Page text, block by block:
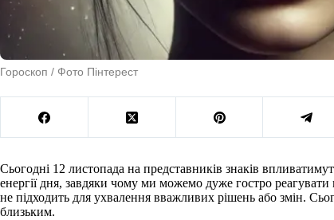
Гороскоп / Фото Пінтерест
Сьогодні 12 листопада на представників знаків
енергії дня, завдяки чому ми можемо дуже гостро
не підходить для ухвалення вважливих рішень або змін.
близьким.